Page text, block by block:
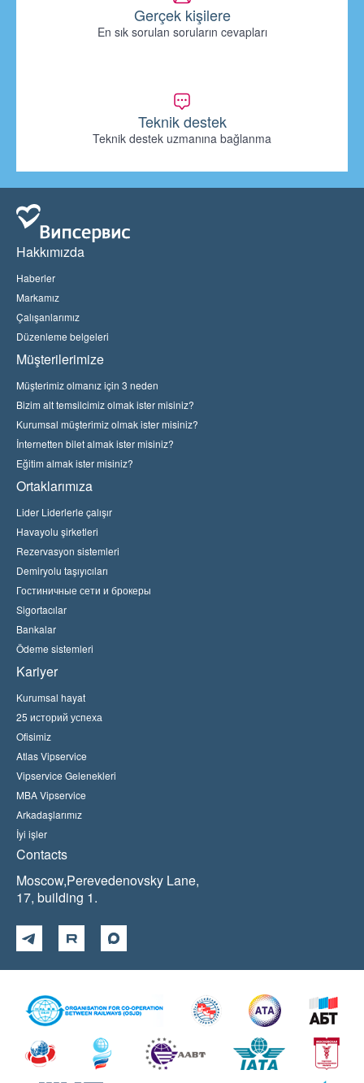
Gerçek kişilere
En sık sorulan soruların cevapları
Teknik destek
Teknik destek uzmanına bağlanma
Hakkımızda
Haberler
Markamız
Çalışanlarımız
Düzenleme belgeleri
Müşterilerimize
Müşterimiz olmanız için 3 neden
Bizim alt temsilcimiz olmak ister misiniz?
Kurumsal müşterimiz olmak ister misiniz?
İnternetten bilet almak ister misiniz?
Eğitim almak ister misiniz?
Ortaklarımıza
Lider Liderlerle çalışır
Havayolu şirketleri
Rezervasyon sistemleri
Demiryolu taşıyıcıları
Гостиничные сети и брокеры
Sigortacılar
Bankalar
Ödeme sistemleri
Kariyer
Kurumsal hayat
25 историй успеха
Ofisimiz
Atlas Vipservice
Vipservice Gelenekleri
MBA Vipservice
Arkadaşlarımız
İyi işler
Contacts
Moscow,Perevedenovsky Lane,
17, building 1.